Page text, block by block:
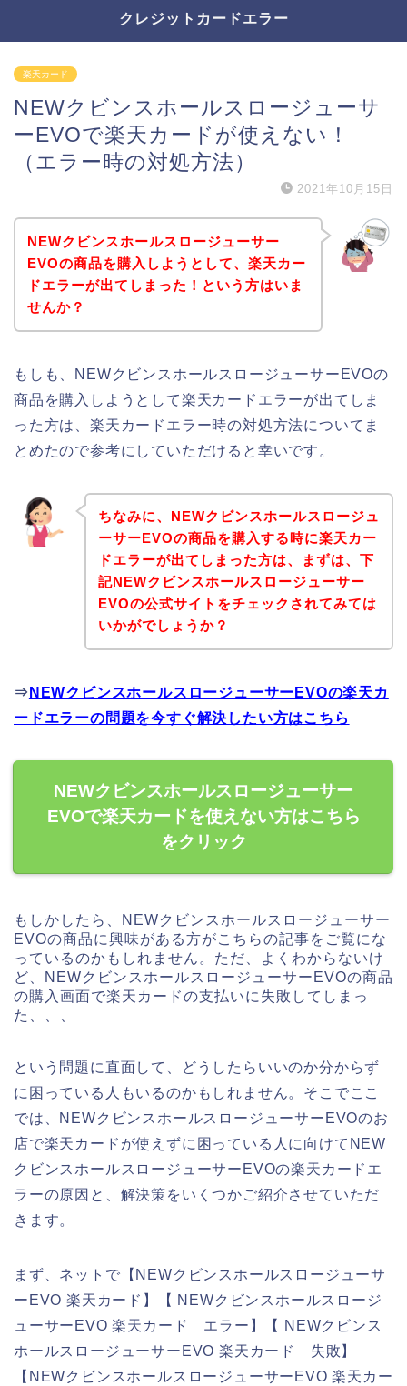
クレジットカードエラー
楽天カード
NEWクビンスホールスロージューサ
ーEVOで楽天カードが使えない！
（エラー時の対処方法）
2021年10月15日
NEWクビンスホールスロージューサー
EVOの商品を購入しようとして、楽天カー
ドエラーが出てしまった！という方はいま
せんか？
もしも、NEWクビンスホールスロージューサーEVOの
商品を購入しようとして楽天カードエラーが出てしま
った方は、楽天カードエラー時の対処方法についてま
とめたので参考にしていただけると幸いです。
ちなみに、NEWクビンスホールスロージュ
ーサーEVOの商品を購入する時に楽天カー
ドエラーが出てしまった方は、まずは、下
記NEWクビンスホールスロージューサー
EVOの公式サイトをチェックされてみては
いかがでしょうか？
⇒ NEWクビンスホールスロージューサーEVOの楽天カ
ードエラーの問題を今すぐ解決したい方はこちら
NEWクビンスホールスロージューサー
EVOで楽天カードを使えない方はこちら
をクリック
もしかしたら、NEWクビンスホールスロージューサー
EVOの商品に興味がある方がこちらの記事をご覧にな
っているのかもしれません。ただ、よくわからないけ
ど、NEWクビンスホールスロージューサーEVOの商品
の購入画面で楽天カードの支払いに失敗してしまっ
た、、、
という問題に直面して、どうしたらいいのか分からず
に困っている人もいるのかもしれません。そこでここ
では、NEWクビンスホールスロージューサーEVOのお
店で楽天カードが使えずに困っている人に向けてNEW
クビンスホールスロージューサーEVOの楽天カードエ
ラーの原因と、解決策をいくつかご紹介させていただ
きます。
まず、ネットで【NEWクビンスホールスロージューサ
ーEVO 楽天カード】【 NEWクビンスホールスロージ
ューサーEVO 楽天カード エラー】【 NEWクビンス
ホールスロージューサーEVO 楽天カード 失敗】
【NEWクビンスホールスロージューサーEVO 楽天カー